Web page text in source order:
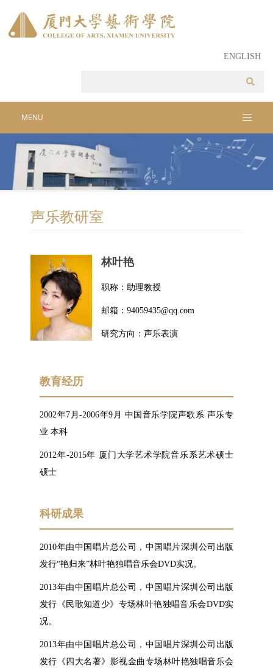
ENGLISH
MENU
声乐教研室
林叶艳
职称：助理教授
邮箱：94059435@qq.com
研究方向：声乐表演
教育经历
2002年7月-2006年9月 中国音乐学院声歌系 声乐专
业 本科
2012年-2015年 厦门大学艺术学院音乐系艺术硕士
硕士
科研成果
2010年由中国唱片总公司，中国唱片深圳公司出版
发行“艳归来”林叶艳独唱音乐会DVD实况。
2013年由中国唱片总公司，中国唱片深圳公司出版
发行《民歌知道少》专场林叶艳独唱音乐会DVD实
况。
2013年由中国唱片总公司，中国唱片深圳公司出版
发行《四大名著》影视金曲专场林叶艳独唱音乐会